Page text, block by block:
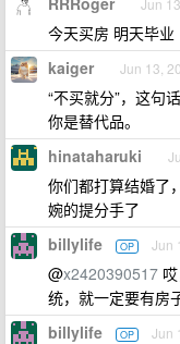
Jun
今天买房 明天毕业
kaiger Jun 13,
“不买就分”，这句
你是替代品。
hinataharuki
你们都打算结婚了
婉的提分手了
billylife OP Jun
@x2420390517
统，就一定要有房
billylife OP Jun